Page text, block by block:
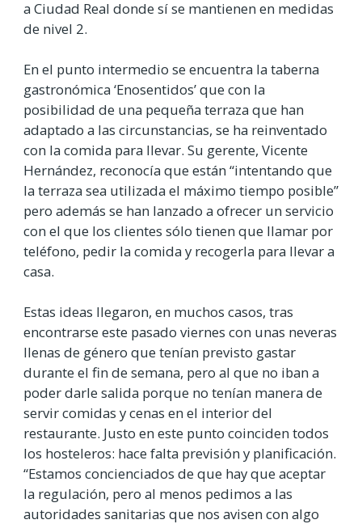
a Ciudad Real donde sí se mantienen en medidas
de nivel 2.
En el punto intermedio se encuentra la taberna
gastronómica ‘Enosentidos’ que con la
posibilidad de una pequeña terraza que han
adaptado a las circunstancias, se ha reinventado
con la comida para llevar. Su gerente, Vicente
Hernández, reconocía que están “intentando que
la terraza sea utilizada el máximo tiempo posible”
pero además se han lanzado a ofrecer un servicio
con el que los clientes sólo tienen que llamar por
teléfono, pedir la comida y recogerla para llevar a
casa.
Estas ideas llegaron, en muchos casos, tras
encontrarse este pasado viernes con unas neveras
llenas de género que tenían previsto gastar
durante el fin de semana, pero al que no iban a
poder darle salida porque no tenían manera de
servir comidas y cenas en el interior del
restaurante. Justo en este punto coinciden todos
los hosteleros: hace falta previsión y planificación.
“Estamos concienciados de que hay que aceptar
la regulación, pero al menos pedimos a las
autoridades sanitarias que nos avisen con algo